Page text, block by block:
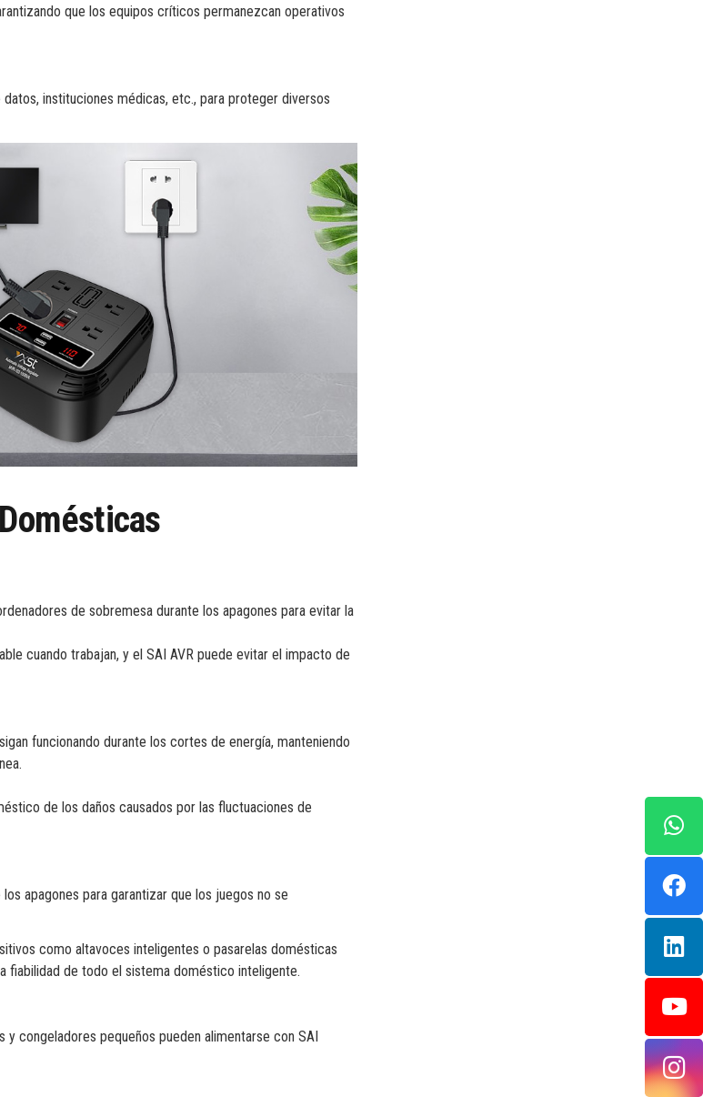
que los equipos críticos permanezcan operativos
instituciones médicas, etc., para proteger diversos
de sobremesa durante los apagones para evitar la
cuando trabajan, y el SAI AVR puede evitar el impacto de
funcionando durante los cortes de energía, manteniendo
de los daños causados por las fluctuaciones de
apagones para garantizar que los juegos no se
como altavoces inteligentes o pasarelas domésticas
fiabilidad de todo el sistema doméstico inteligente.
congeladores pequeños pueden alimentarse con SAI